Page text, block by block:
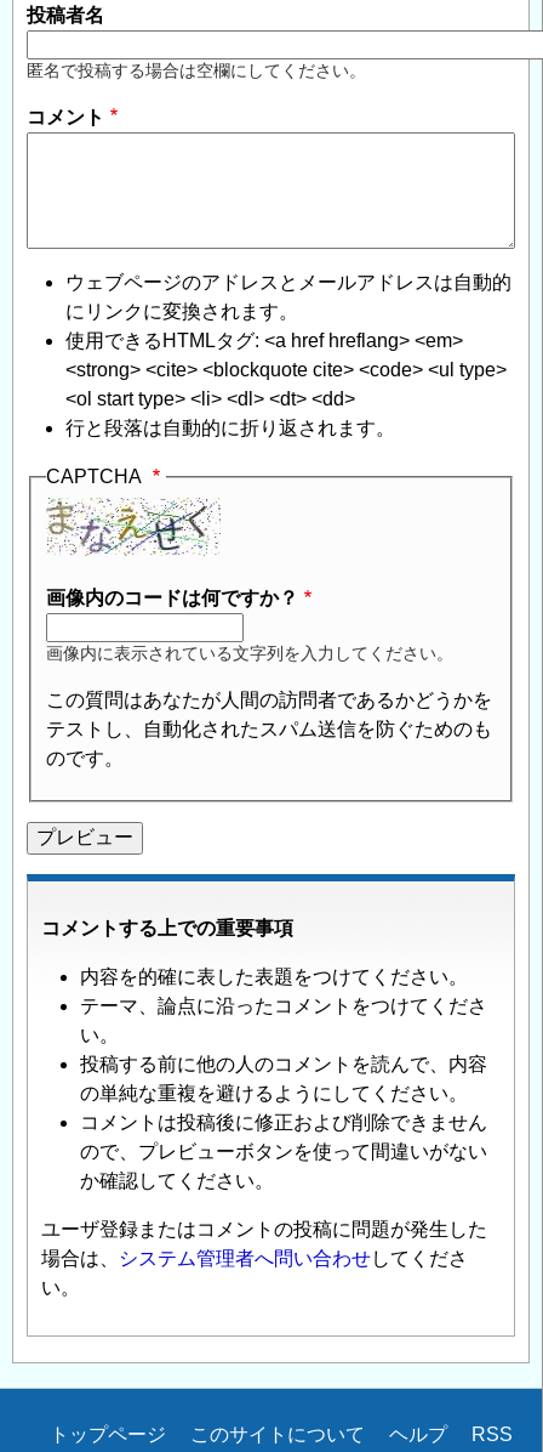
投稿者名
匿名で投稿する場合は空欄にしてください。
コメント
ウェブページのアドレスとメールアドレスは自動的
にリンクに変換されます。
使用できるHTMLタグ: <a href hreflang> <em>
<strong> <cite> <blockquote cite> <code> <ul type>
<ol start type> <li> <dl> <dt> <dd>
行と段落は自動的に折り返されます。
CAPTCHA
画像内のコードは何ですか？
画像内に表示されている文字列を入力してください。
この質問はあなたが人間の訪問者であるかどうかを
テストし、自動化されたスパム送信を防ぐためのも
のです。
コメントする上での重要事項
内容を的確に表した表題をつけてください。
テーマ、論点に沿ったコメントをつけてくださ
い。
投稿する前に他の人のコメントを読んで、内容
の単純な重複を避けるようにしてください。
コメントは投稿後に修正および削除できません
ので、プレビューボタンを使って間違いがない
か確認してください。
ユーザ登録またはコメントの投稿に問題が発生した
場合は、
システム管理者へ問い合わせしてくださ
い。
Secondary
トップページ このサイトについて ヘルプ RSS